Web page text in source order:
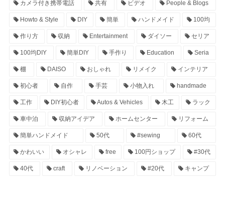
カメラ付き携帯電話 共有 ビデオ People & Blogs
Howto & Style DIY 簡単 ハンドメイド 100均
作り方 収納 Entertainment ダイソー セリア
100均DIY 簡単DIY 手作り Education Seria
棚 DAISO おしゃれ リメイク インテリア
初心者 自作 手芸 小物入れ handmade
工作 DIY初心者 Autos & Vehicles 木工 ラック
車中泊 収納アイデア ホームセンター リフォーム
簡単ハンドメイド 50代 #sewing 60代
かわいい オシャレ free 100円ショップ #30代
40代 craft リノベーション #20代 キャンプ